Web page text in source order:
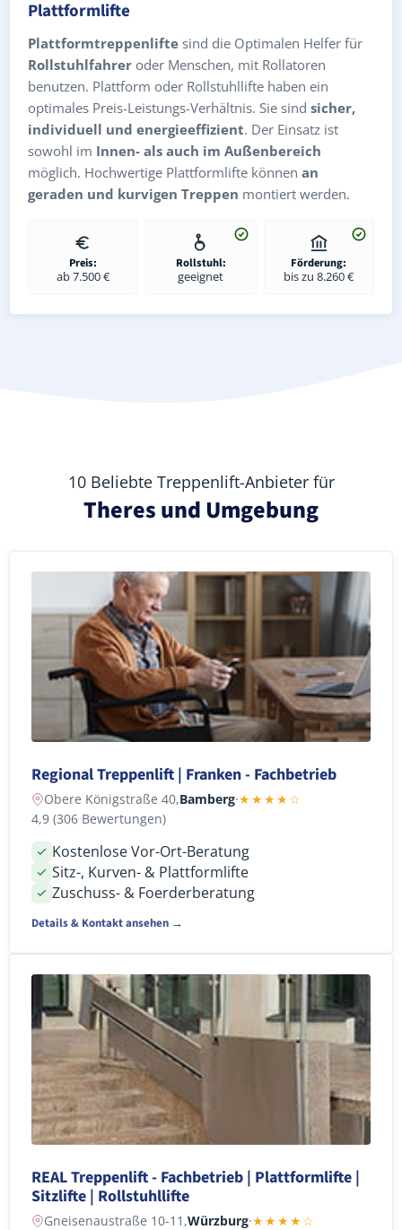
Plattformlifte
Plattformtreppenlifte sind die Optimalen Helfer für
Rollstuhlfahrer oder Menschen, mit Rollatoren
benutzen. Plattform oder Rollstuhllifte haben ein
optimales Preis-Leistungs-Verhältnis. Sie sind sicher,
individuell und energieeffizient. Der Einsatz ist
sowohl im Innen- als auch im Außenbereich
möglich. Hochwertige Plattformlifte können an
geraden und kurvigen Treppen montiert werden.
Preis:
ab 7.500 €
Rollstuhl:
geeignet
Förderung:
bis zu 8.260 €
10 Beliebte Treppenlift-Anbieter für
Theres und Umgebung
Regional Treppenlift | Franken - Fachbetrieb
Obere Königstraße 40,Bamberg·★★★★☆
4,9 (306 Bewertungen)
Kostenlose Vor-Ort-Beratung
Sitz-, Kurven- & Plattformlifte
Zuschuss- & Foerderberatung
Details & Kontakt ansehen →
REAL Treppenlift - Fachbetrieb | Plattformlifte |
Sitzlifte | Rollstuhllifte
Gneisenaustraße 10-11,Würzburg·★★★★☆